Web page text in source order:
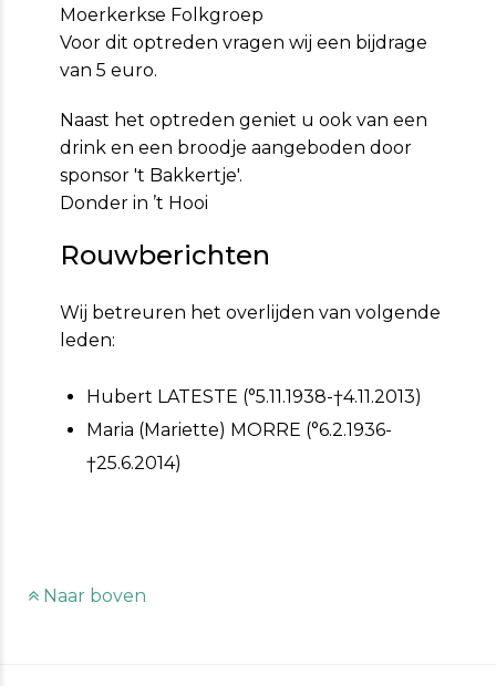
Moerkerkse Folkgroep
Voor dit optreden vragen wij een bijdrage
van 5 euro.
Naast het optreden geniet u ook van een
drink en een broodje aangeboden door
sponsor 't Bakkertje'.
Donder in ’t Hooi
Rouwberichten
Wij betreuren het overlijden van volgende
leden:
Hubert LATESTE (°5.11.1938-†4.11.2013)
Maria (Mariette) MORRE (°6.2.1936-
†25.6.2014)
Naar boven